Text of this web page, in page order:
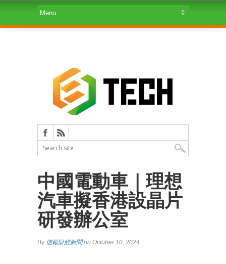
中國電動車｜理想
汽車擬香港設晶片
研發辦公室
By 信報財經新聞on October 10, 2024